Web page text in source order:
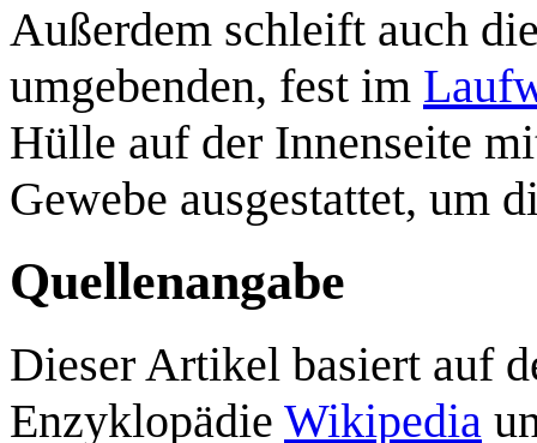
Außerdem schleift auch
umgebenden, fest im
Hülle auf der Innenseite
Gewebe ausgestattet, um
Quellenangabe
Dieser Artikel basiert auf
Enzyklopädie Wikipedia